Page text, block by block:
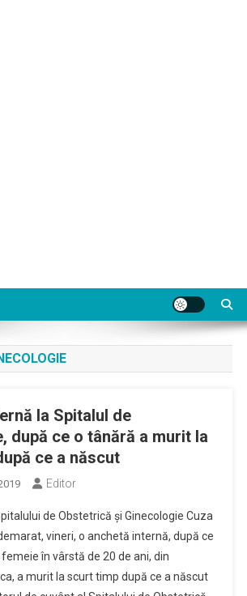
la Spitalul de
după ce o tânără a murit la
ce a născut
Editor
de Obstetrică şi Ginecologie Cuza
vineri, o anchetă internă, după ce
în vârstă de 20 de ani, din
a murit la scurt timp după ce a născut